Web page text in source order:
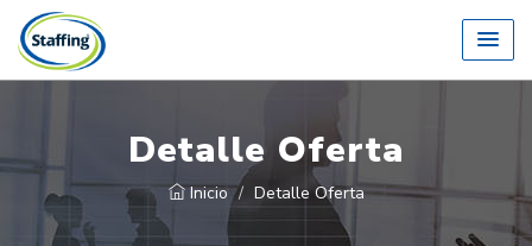
Detalle Oferta
Inicio Detalle Oferta